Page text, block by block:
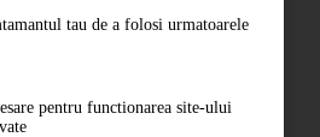
tau de a folosi urmatoarele
pentru functionarea site-ului